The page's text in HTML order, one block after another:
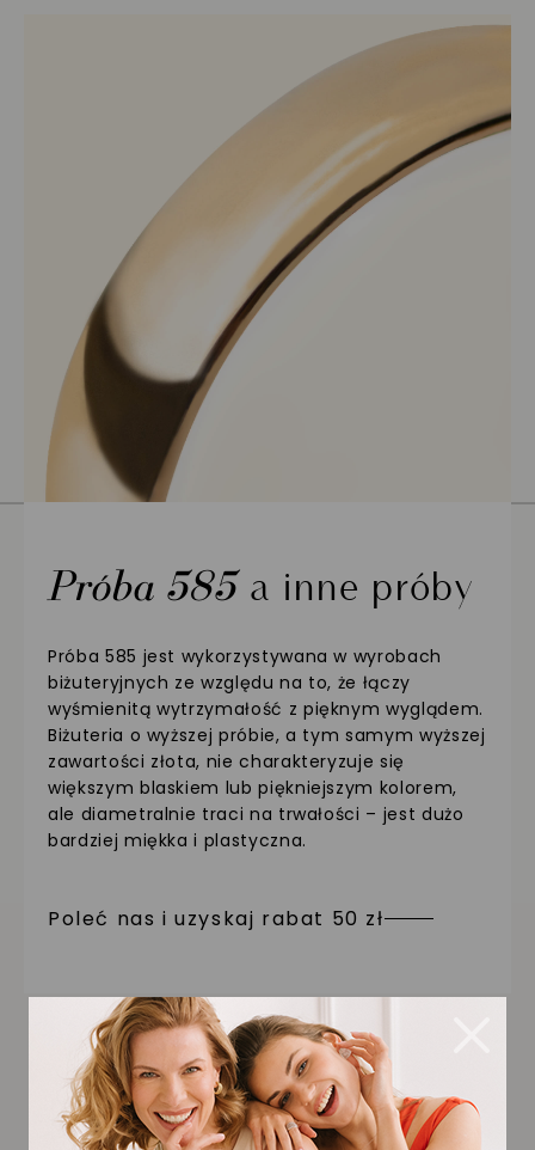
Próba 585 a inne próby
Próba 585 jest wykorzystywana w wyrobach
biżuteryjnych ze względu na to, że łączy
wyśmienitą wytrzymałość z pięknym wyglądem.
Biżuteria o wyższej próbie, a tym samym wyższej
zawartości złota, nie charakteryzuje się
większym blaskiem lub piękniejszym kolorem,
ale diametralnie traci na trwałości – jest dużo
bardziej miękka i plastyczna.
Poleć nas i uzyskaj rabat 50 zł
Pięknoi trwałość na lata